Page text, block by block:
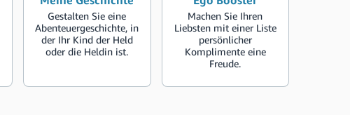
Gestalten Sie eine
Abenteuergeschichte, in
der Ihr Kind der Held
oder die Heldin ist.
Machen Sie Ihren
Liebsten mit einer Liste
persönlicher
Komplimente eine
Freude.